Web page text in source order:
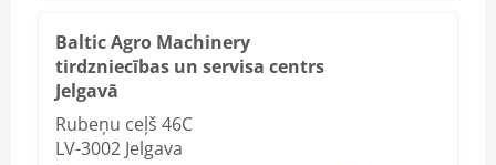
Baltic Agro Machinery
tirdzniecības un servisa centrs
Jelgavā
Rubeņu ceļš 46C
LV-3002 Jelgava